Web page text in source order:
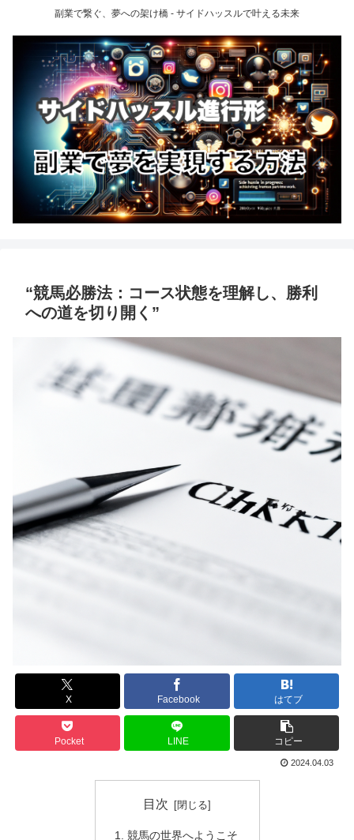
副業で繋ぐ、夢への架け橋 - サイドハッスルで叶える未来
“競馬必勝法：コース状態を理解し、勝利
への道を切り開く”
X Facebook はてブ
Pocket LINE コピー
2024.04.03
目次
競馬の世界へようこそ